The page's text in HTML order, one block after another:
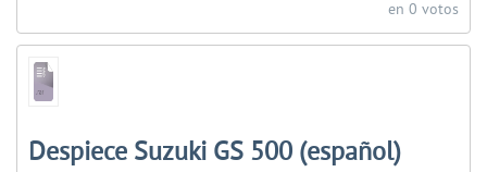
en 0 votos
Despiece Suzuki GS 500 (español)